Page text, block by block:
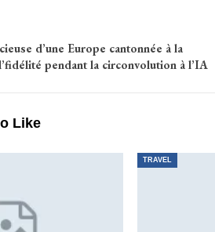
d’une Europe cantonnée à la
pendant la circonvolution à l’IA
Like
TRAVEL